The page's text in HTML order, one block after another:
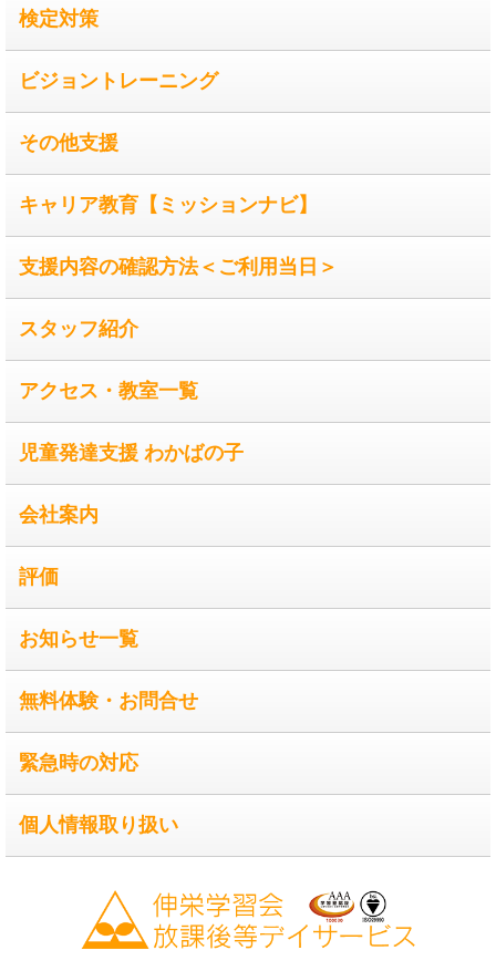
検定対策
ビジョントレーニング
その他支援
キャリア教育【ミッションナビ】
支援内容の確認方法＜ご利用当日＞
スタッフ紹介
アクセス・教室一覧
児童発達支援 わかばの子
会社案内
評価
お知らせ一覧
無料体験・お問合せ
緊急時の対応
個人情報取り扱い